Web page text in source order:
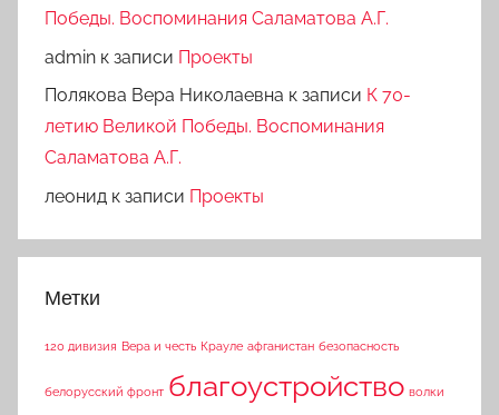
Победы. Воспоминания Саламатова А.Г.
admin к записи Проекты
Полякова Вера Николаевна к записи К 70-
летию Великой Победы. Воспоминания
Саламатова А.Г.
леонид к записи Проекты
Метки
120 дивизия Вера и честь Крауле афганистан безопасность
белорусский фронт благоустройство волки